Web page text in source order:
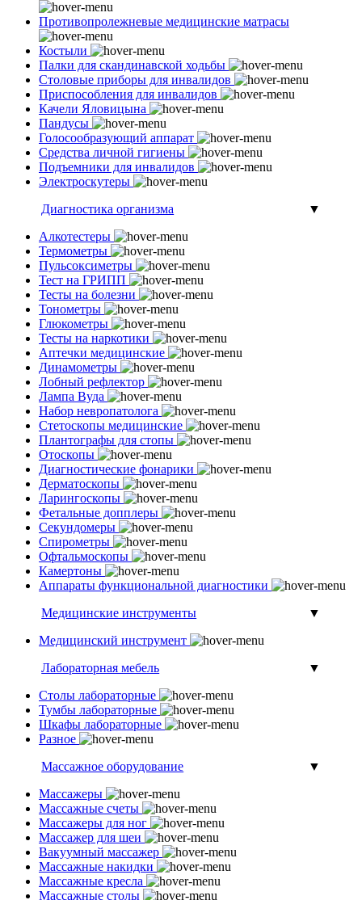
Противопролежневые медицинские матрасы
Костыли
Палки для скандинавской ходьбы
Столовые приборы для инвалидов
Приспособления для инвалидов
Качели Яловицына
Пандусы
Голосообразующий аппарат
Средства личной гигиены
Подъемники для инвалидов
Электроскутеры
Диагностика организма
▼
Алкотестеры
Термометры
Пульсоксиметры
Тест на ГРИПП
Тесты на болезни
Тонометры
Глюкометры
Тесты на наркотики
Аптечки медицинские
Динамометры
Лобный рефлектор
Лампа Вуда
Набор невропатолога
Стетоскопы медицинские
Плантографы для стопы
Отоскопы
Диагностические фонарики
Дерматоскопы
Ларингоскопы
Фетальные допплеры
Секундомеры
Спирометры
Офтальмоскопы
Камертоны
Аппараты функциональной диагностики
Медицинские инструменты
▼
Медицинский инструмент
Лабораторная мебель
▼
Столы лабораторные
Тумбы лабораторные
Шкафы лабораторные
Разное
Массажное оборудование
▼
Массажеры
Массажные счеты
Массажеры для ног
Массажер для шеи
Вакуумный массажер
Массажные накидки
Массажные кресла
Массажные столы